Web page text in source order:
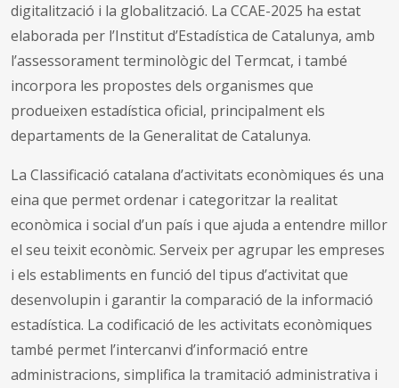
digitalització i la globalització. La CCAE-2025 ha estat
elaborada per l’Institut d’Estadística de Catalunya, amb
l’assessorament terminològic del Termcat, i també
incorpora les propostes dels organismes que
produeixen estadística oficial, principalment els
departaments de la Generalitat de Catalunya.
La Classificació catalana d’activitats econòmiques és una
eina que permet ordenar i categoritzar la realitat
econòmica i social d’un país i que ajuda a entendre millor
el seu teixit econòmic. Serveix per agrupar les empreses
i els establiments en funció del tipus d’activitat que
desenvolupin i garantir la comparació de la informació
estadística. La codificació de les activitats econòmiques
també permet l’intercanvi d’informació entre
administracions, simplifica la tramitació administrativa i